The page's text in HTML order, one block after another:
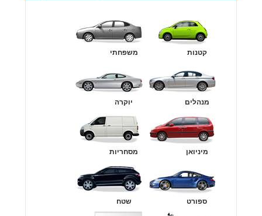
קטנות משפחתי
מנהלים יוקרה
מיניואן מסחריות
ספורט שטח